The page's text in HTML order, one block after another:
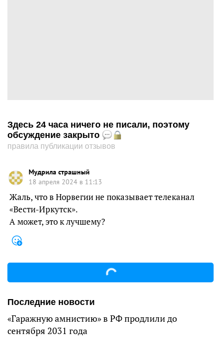
Здесь 24 часа ничего не писали, поэтому
обсуждение закрыто
правила публикации отзывов
Мудрила страшный
18 апреля 2024 в 11:13
Жаль, что в Норвегии не показывает телеканал
«Вести-Иркутск».
А может, это к лучшему?
Последние новости
«Гаражную амнистию» в РФ продлили до
сентября 2031 года